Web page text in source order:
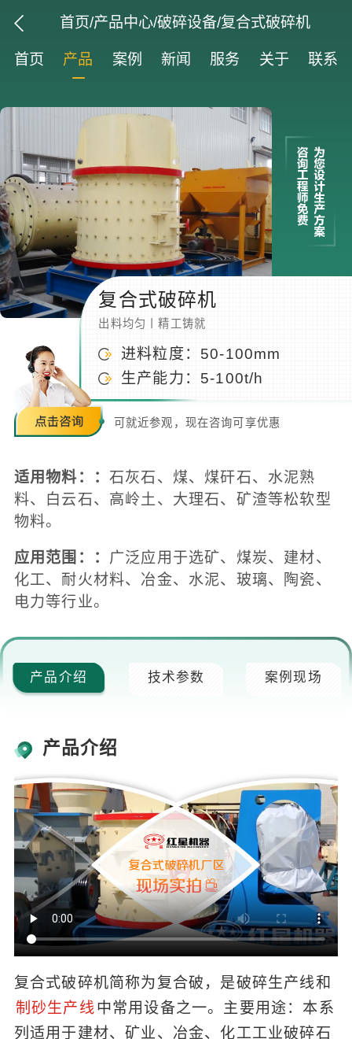
首页/产品中心/破碎设备/复合式破碎机
首页 产品 案例 新闻 服务 关于 联系
复合式破碎机
出料均匀丨精工铸就
进料粒度：50-100mm
生产能力：5-100t/h
可就近参观，现在咨询可享优惠
适用物料：：石灰石、煤、煤矸石、水泥熟
料、白云石、高岭土、大理石、矿渣等松软型
物料。
应用范围：： 广泛应用于选矿、煤炭、建材、
化工、耐火材料、冶金、水泥、玻璃、陶瓷、
电力等行业。
产品介绍 技术参数 案例现场
产品介绍
复合式破碎机简称为复合破，是破碎生产线和
制砂生产线中常用设备之一。主要用途：本系
列适用于建材、矿业、冶金、化工工业破碎石